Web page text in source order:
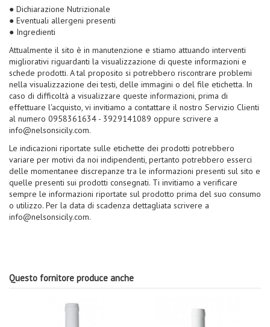
● Dichiarazione Nutrizionale
● Eventuali allergeni presenti
● Ingredienti
Attualmente il sito è in manutenzione e stiamo attuando interventi
migliorativi riguardanti la visualizzazione di queste informazioni e
schede prodotti. A tal proposito si potrebbero riscontrare problemi
nella visualizzazione dei testi, delle immagini o del file etichetta. In
caso di difficoltà a visualizzare queste informazioni, prima di
effettuare l'acquisto, vi invitiamo a contattare il nostro Servizio Clienti
al numero 0958361634 - 3929141089 oppure scrivere a
info@nelsonsicily.com.
Le indicazioni riportate sulle etichette dei prodotti potrebbero
variare per motivi da noi indipendenti, pertanto potrebbero esserci
delle momentanee discrepanze tra le informazioni presenti sul sito e
quelle presenti sui prodotti consegnati. Ti invitiamo a verificare
sempre le informazioni riportate sul prodotto prima del suo consumo
o utilizzo. Per la data di scadenza dettagliata scrivere a
info@nelsonsicily.com.
Questo fornitore produce anche